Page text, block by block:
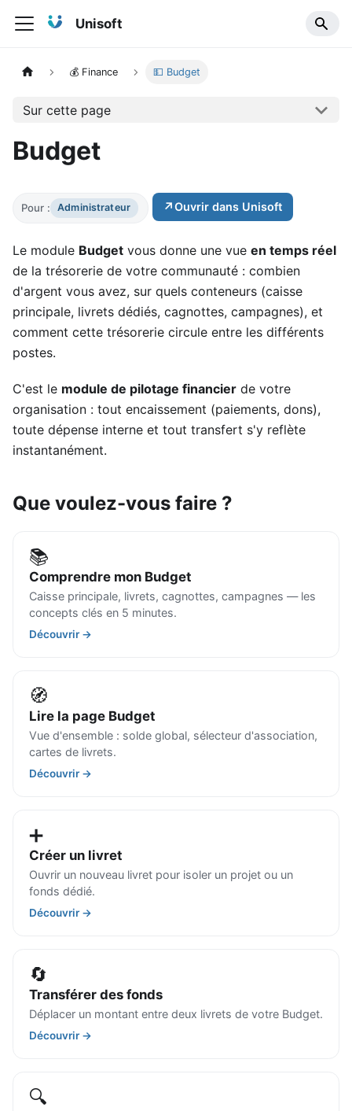
Unisoft
💰 Finance 💵 Budget
Sur cette page
Budget
Pour : Administrateur ↗Ouvrir dans Unisoft
Le module Budget vous donne une vue en temps réel
de la trésorerie de votre communauté : combien
d'argent vous avez, sur quels conteneurs (caisse
principale, livrets dédiés, cagnottes, campagnes), et
comment cette trésorerie circule entre les différents
postes.
C'est le module de pilotage financier de votre
organisation : tout encaissement (paiements, dons),
toute dépense interne et tout transfert s'y reflète
instantanément.
Que voulez-vous faire ?
📚
Comprendre mon Budget
Caisse principale, livrets, cagnottes, campagnes — les
concepts clés en 5 minutes.
Découvrir →
🧭
Lire la page Budget
Vue d'ensemble : solde global, sélecteur d'association,
cartes de livrets.
Découvrir →
➕
Créer un livret
Ouvrir un nouveau livret pour isoler un projet ou un
fonds dédié.
Découvrir →
🔄
Transférer des fonds
Déplacer un montant entre deux livrets de votre Budget.
Découvrir →
🔍